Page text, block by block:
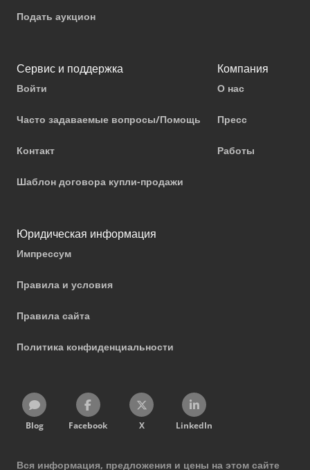
Подать аукцион
Сервис и поддержка
Войти
Часто задаваемые вопросы/Помощь
Контакт
Шаблон договора купли-продажи
Компания
О нас
Пресс
Работы
Юридическая информация
Импрессум
Правила и условия
Правила сайта
Политика конфиденциальности
Blog Facebook X LinkedIn
Вся информация, предложения и цены на этом сайте